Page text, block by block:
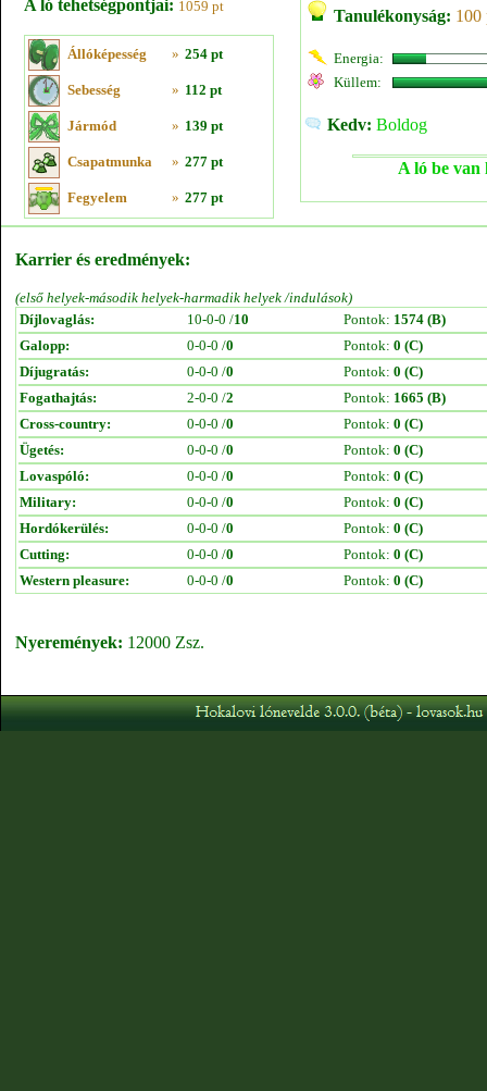
A ló tehetségpontjai: 1059 pt
Állóképesség » 254 pt
Sebesség » 112 pt
Jármód » 139 pt
Csapatmunka » 277 pt
Fegyelem » 277 pt
Tanulékonyság: 100
Energia:
Küllem:
Kedv: Boldog
A ló be van
Karrier és eredmények:
(első helyek-második helyek-harmadik helyek /indulások)
Díjlovaglás:
10-0-0 /10 Pontok: 1574 (B)
Galopp:
0-0-0 /0 Pontok: 0 (C)
Díjugratás:
0-0-0 /0 Pontok: 0 (C)
Fogathajtás:
2-0-0 /2 Pontok: 1665 (B)
Cross-country:
0-0-0 /0 Pontok: 0 (C)
Ügetés:
0-0-0 /0 Pontok: 0 (C)
Lovaspóló:
0-0-0 /0 Pontok: 0 (C)
Military:
0-0-0 /0 Pontok: 0 (C)
Hordókerülés:
0-0-0 /0 Pontok: 0 (C)
Cutting:
0-0-0 /0 Pontok: 0 (C)
Western pleasure:
0-0-0 /0 Pontok: 0 (C)
Nyeremények: 12000 Zsz.